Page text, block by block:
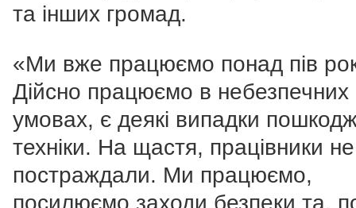
та інших громад.
«Ми вже працюємо понад пів
Дійсно працюємо в небезпечних
умовах, є деякі випадки
техніки. На щастя, працівники не
постраждали. Ми працюємо,
посилюємо заходи безпеки та,